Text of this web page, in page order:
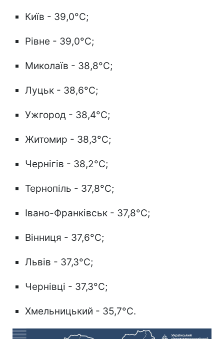
Київ - 39,0°C;
Рівне - 39,0°C;
Миколаїв - 38,8°C;
Луцьк - 38,6°C;
Ужгород - 38,4°C;
Житомир - 38,3°C;
Чернігів - 38,2°C;
Тернопіль - 37,8°C;
Івано-Франківськ - 37,8°C;
Вінниця - 37,6°C;
Львів - 37,3°C;
Чернівці - 37,3°C;
Хмельницький - 35,7°C.